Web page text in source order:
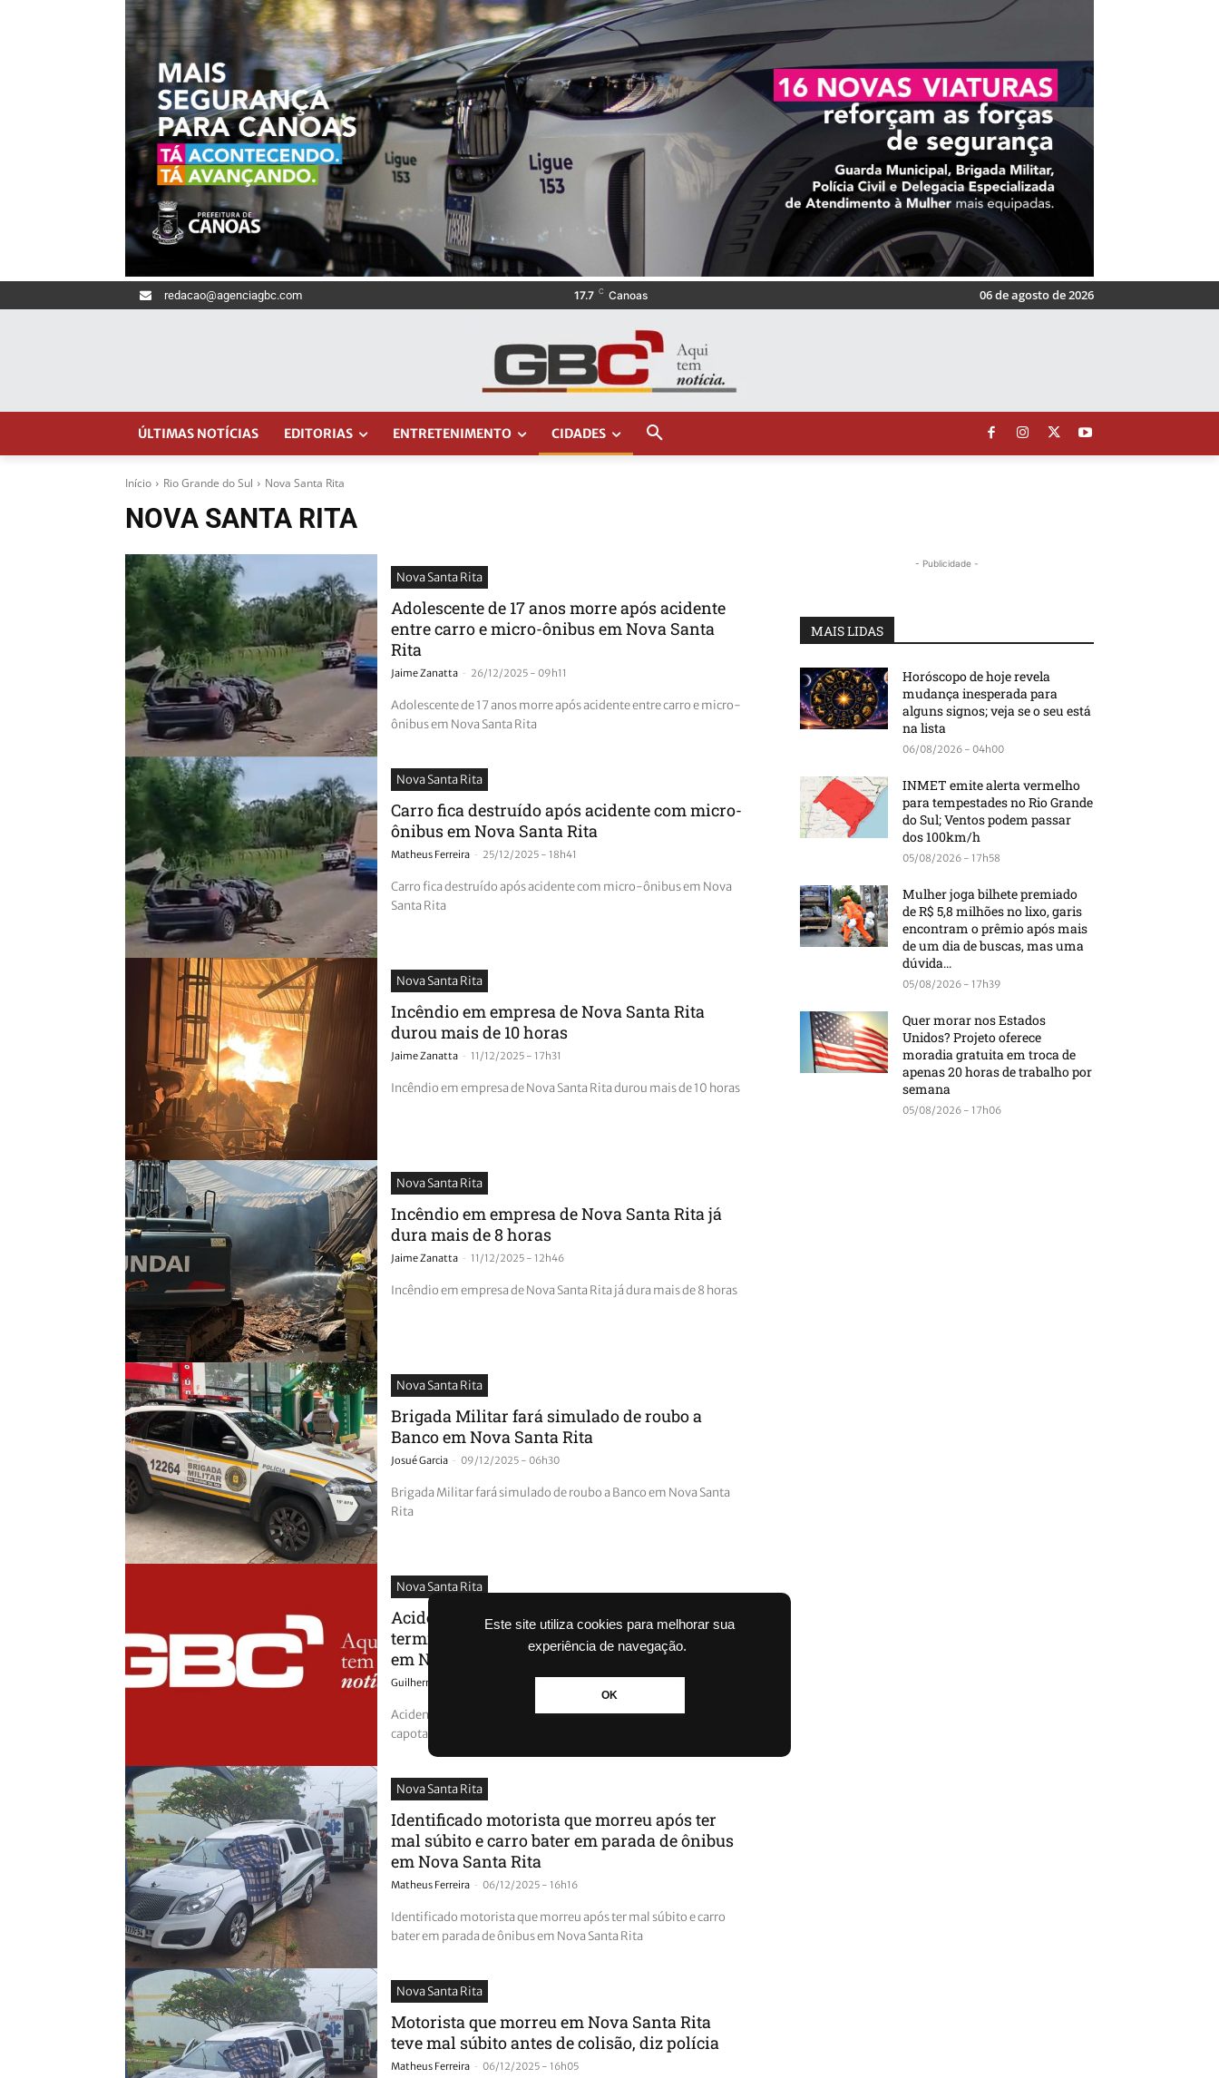
Este site utiliza cookies para melhorar sua
experiência de navegação.
OK
redacao@agenciagbc.com 17.7 C Canoas 06 de agosto de 2026
ÚLTIMAS NOTÍCIAS EDITORIAS ENTRETENIMENTO CIDADES
Início Rio Grande do Sul Nova Santa Rita
NOVA SANTA RITA
Nova Santa Rita
Adolescente de 17 anos morre após acidente
entre carro e micro-ônibus em Nova Santa
Rita
Jaime Zanatta - 26/12/2025 - 09h11
Adolescente de 17 anos morre após acidente entre carro e micro-
ônibus em Nova Santa Rita
Nova Santa Rita
Carro fica destruído após acidente com micro-
ônibus em Nova Santa Rita
Matheus Ferreira - 25/12/2025 - 18h41
Carro fica destruído após acidente com micro-ônibus em Nova
Santa Rita
Nova Santa Rita
Incêndio em empresa de Nova Santa Rita
durou mais de 10 horas
Jaime Zanatta - 11/12/2025 - 17h31
Incêndio em empresa de Nova Santa Rita durou mais de 10 horas
Nova Santa Rita
Incêndio em empresa de Nova Santa Rita já
dura mais de 8 horas
Jaime Zanatta - 11/12/2025 - 12h46
Incêndio em empresa de Nova Santa Rita já dura mais de 8 horas
Nova Santa Rita
Brigada Militar fará simulado de roubo a
Banco em Nova Santa Rita
Josué Garcia - 09/12/2025 - 06h30
Brigada Militar fará simulado de roubo a Banco em Nova Santa
Rita
Nova Santa Rita
Acidente na BR-386: colisão entre dois carros
termina em capotamento e provoca lentidão
em Nova Santa Rita
Guilherme Galhardo
Acidente na BR-386: colisão entre dois carros termina em
capotamento e provoca lentidão em Nova Santa Rita
Nova Santa Rita
Identificado motorista que morreu após ter
mal súbito e carro bater em parada de ônibus
em Nova Santa Rita
Matheus Ferreira - 06/12/2025 - 16h16
Identificado motorista que morreu após ter mal súbito e carro
bater em parada de ônibus em Nova Santa Rita
Nova Santa Rita
Motorista que morreu em Nova Santa Rita
teve mal súbito antes de colisão, diz polícia
Matheus Ferreira - 06/12/2025 - 16h05
- Publicidade -
MAIS LIDAS
Horóscopo de hoje revela
mudança inesperada para
alguns signos; veja se o seu está
na lista
06/08/2026 - 04h00
INMET emite alerta vermelho
para tempestades no Rio Grande
do Sul; Ventos podem passar
dos 100km/h
05/08/2026 - 17h58
Mulher joga bilhete premiado
de R$ 5,8 milhões no lixo, garis
encontram o prêmio após mais
de um dia de buscas, mas uma
dúvida...
05/08/2026 - 17h39
Quer morar nos Estados
Unidos? Projeto oferece
moradia gratuita em troca de
apenas 20 horas de trabalho por
semana
05/08/2026 - 17h06